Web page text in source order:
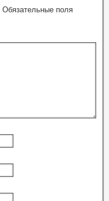
Обязательные поля